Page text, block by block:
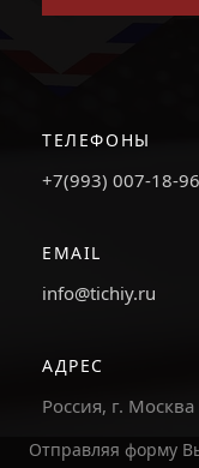
ТЕЛЕФОНЫ
+7(993) 007-18-96
EMAIL
info@tichiy.ru
АДРЕС
Россия, г. Москва
Отправляя форму